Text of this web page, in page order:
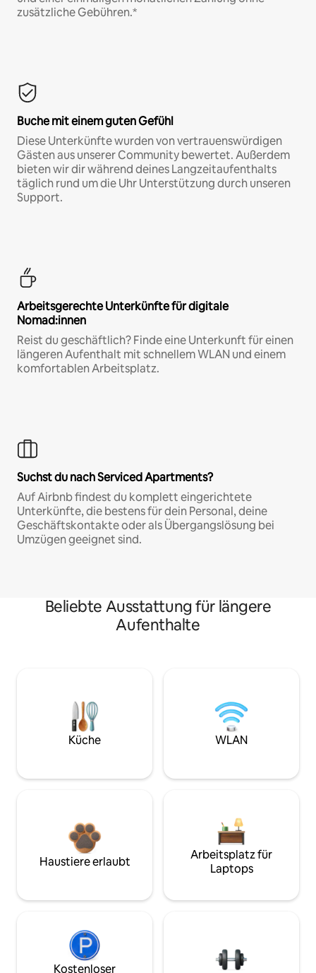
zusätzliche Gebühren.*
Buche mit einem guten Gefühl
Diese Unterkünfte wurden von vertrauenswürdigen
Gästen aus unserer Community bewertet. Außerdem
bieten wir dir während deines Langzeitaufenthalts
täglich rund um die Uhr Unterstützung durch unseren
Support.
Arbeitsgerechte Unterkünfte für digitale
Nomad:innen
Reist du geschäftlich? Finde eine Unterkunft für einen
längeren Aufenthalt mit schnellem WLAN und einem
komfortablen Arbeitsplatz.
Suchst du nach Serviced Apartments?
Auf Airbnb findest du komplett eingerichtete
Unterkünfte, die bestens für dein Personal, deine
Geschäftskontakte oder als Übergangslösung bei
Umzügen geeignet sind.
Beliebte Ausstattung für längere
Aufenthalte
Küche WLAN
Haustiere erlaubt
Arbeitsplatz für
Laptops
Kostenloser